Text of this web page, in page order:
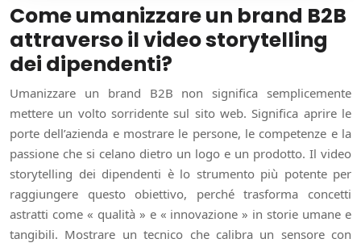
Come umanizzare un brand B2B
attraverso il video storytelling
dei dipendenti?
Umanizzare un brand B2B non significa semplicemente
mettere un volto sorridente sul sito web. Significa aprire le
porte dell’azienda e mostrare le persone, le competenze e la
passione che si celano dietro un logo e un prodotto. Il video
storytelling dei dipendenti è lo strumento più potente per
raggiungere questo obiettivo, perché trasforma concetti
astratti come « qualità » e « innovazione » in storie umane e
tangibili. Mostrare un tecnico che calibra un sensore con